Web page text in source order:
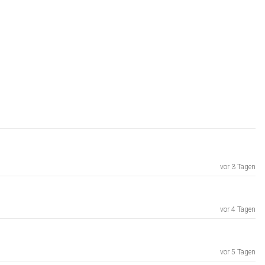
vor 3 Tagen
vor 4 Tagen
vor 5 Tagen